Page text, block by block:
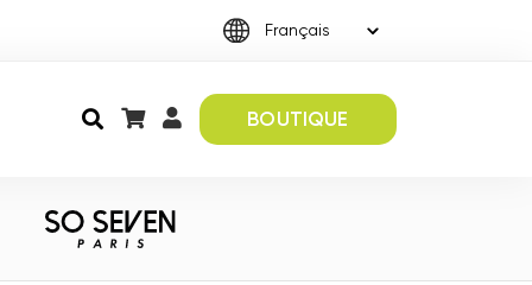
BOUTIQUE